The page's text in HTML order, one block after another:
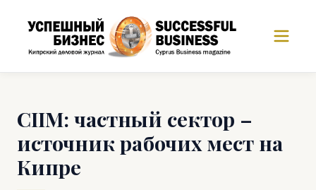
CIIM: частный сектор –
источник рабочих мест на
Кипре